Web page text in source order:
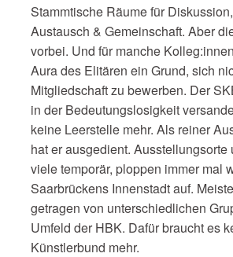
Stammtische Räume für
Austausch & Gemeinschaft. Aber
vorbei. Und für manche
Aura des Elitären ein Grund, sich
Mitgliedschaft zu bewerben. Der
in der Bedeutungslosigkeit
keine Leerstelle mehr. Als reiner
hat er ausgedient. Ausstellungsorte
viele temporär, ploppen immer mal
Saarbrückens Innenstadt auf.
getragen von unterschiedlichen
Umfeld der HBK. Dafür braucht es
Künstlerbund mehr.